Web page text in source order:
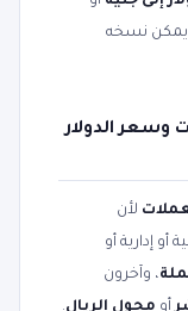
يمكن نسخه
وسعر الدولار
لأن
إدارية أو
، وآخرون
أو محول الريال.